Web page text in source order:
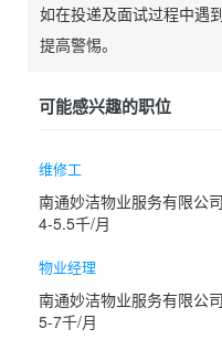
如在投递及面试过程中遇
提高警惕。
可能感兴趣的职位
维修工
南通妙洁物业服务有限公司
4-5.5千/月
物业经理
南通妙洁物业服务有限公司
5-7千/月